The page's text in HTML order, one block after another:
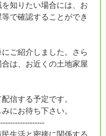
知りたい場合には、お
で確認することができ
ご紹介しました。さら
は、お近くの土地家屋
信する予定です。
にお待ち下さい。